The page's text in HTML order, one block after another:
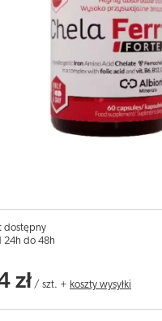
dostępny
24h do 48h
zł / szt. + koszty wysyłki